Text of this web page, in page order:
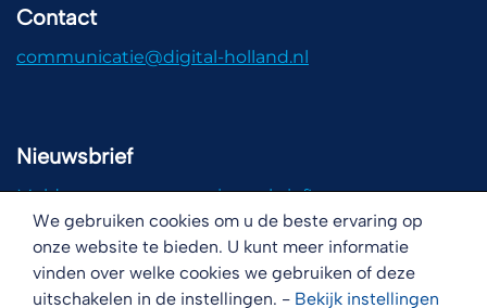
We gebruiken cookies om u de beste ervaring op
onze website te bieden. U kunt meer informatie
vinden over welke cookies we gebruiken of deze
uitschakelen in de instellingen. - Bekijk instellingen
Contact
communicatie@digital-holland.nl
Nieuwsbrief
Meld u aan voor onze nieuwsbrief!